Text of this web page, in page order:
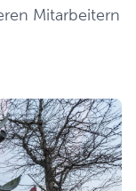
Mitarbeitern